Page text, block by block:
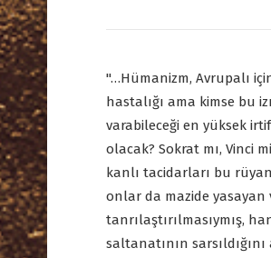
"…Hümanizm, Avrupalı
hastalığı ama kimse bu
varabileceği en yüksek
olacak? Sokrat mı, Vinci
kanlı tacidarları bu
onlar da mazide yasayan
tanrılaştırılmasıymış,
saltanatının